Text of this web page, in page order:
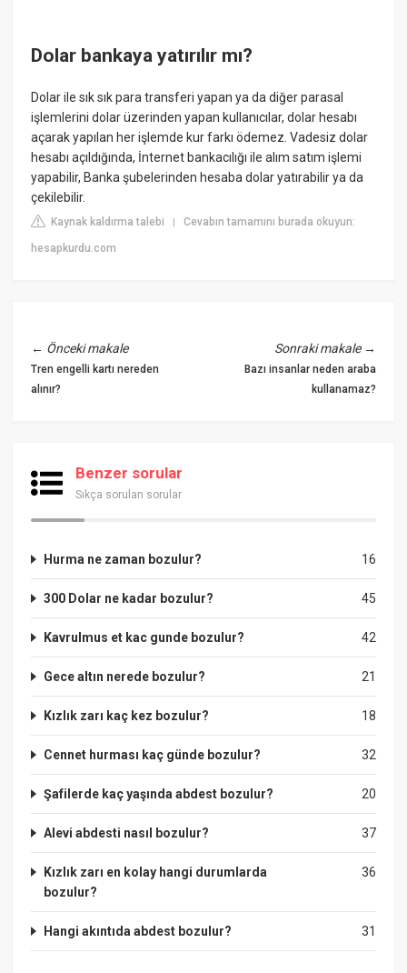
Dolar bankaya yatırılır mı?
Dolar ile sık sık para transferi yapan ya da diğer parasal
işlemlerini dolar üzerinden yapan kullanıcılar, dolar hesabı
açarak yapılan her işlemde kur farkı ödemez. Vadesiz dolar
hesabı açıldığında, İnternet bankacılığı ile alım satım işlemi
yapabilir, Banka şubelerinden hesaba dolar yatırabilir ya da
çekilebilir.
Kaynak kaldırma talebi |Cevabın tamamını burada okuyun:
hesapkurdu.com
← Önceki makale
Tren engelli kartı nereden
alınır?
Sonraki makale→
Bazı insanlar neden araba
kullanamaz?
Benzer sorular
Sıkça sorulan sorular
16
Hurma ne zaman bozulur?
45
300 Dolar ne kadar bozulur?
42
Kavrulmus et kac gunde bozulur?
21
Gece altın nerede bozulur?
18
Kızlık zarı kaç kez bozulur?
32
Cennet hurması kaç günde bozulur?
20
Şafilerde kaç yaşında abdest bozulur?
37
Alevi abdesti nasıl bozulur?
36
Kızlık zarı en kolay hangi durumlarda
bozulur?
31
Hangi akıntıda abdest bozulur?